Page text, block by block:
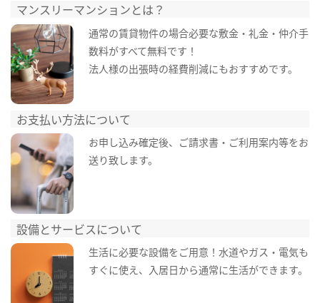
マンスリーマンションとは？
通常の賃貸物件の場合必要な敷金・礼金・仲介手
数料がすべて無料です！
法人様の出張時の経費削減にもおすすめです。
お支払い方法について
お申し込み確定後、ご請求書・ご利用案内等をお
送り致します。
設備とサービスについて
生活に必要な設備をご用意！水道やガス・電気も
すぐに使え、入居日から通常に生活ができます。